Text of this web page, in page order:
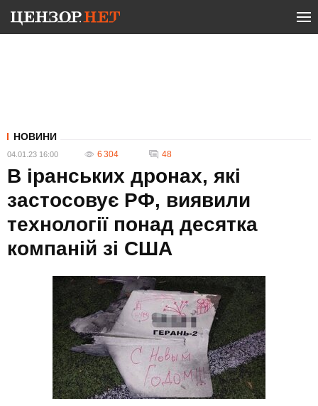
НОВИНИ
04.01.23 16:00 6 304 48
В іранських дронах, які
застосовує РФ, виявили
технології понад десятка
компаній зі США